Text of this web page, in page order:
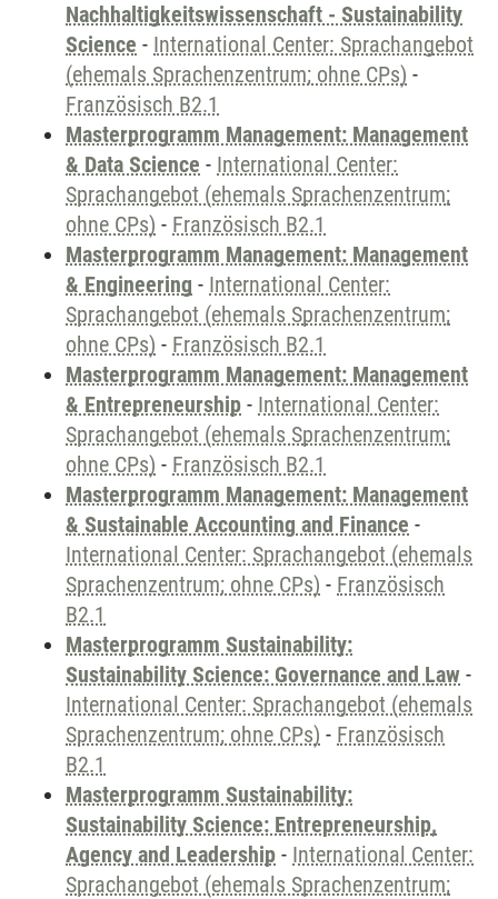
Nachhaltigkeitswissenschaft - Sustainability
Science - International Center: Sprachangebot
(ehemals Sprachenzentrum; ohne CPs) -
Französisch B2.1
Masterprogramm Management: Management
& Data Science - International Center:
Sprachangebot (ehemals Sprachenzentrum;
ohne CPs) - Französisch B2.1
Masterprogramm Management: Management
& Engineering - International Center:
Sprachangebot (ehemals Sprachenzentrum;
ohne CPs) - Französisch B2.1
Masterprogramm Management: Management
& Entrepreneurship - International Center:
Sprachangebot (ehemals Sprachenzentrum;
ohne CPs) - Französisch B2.1
Masterprogramm Management: Management
& Sustainable Accounting and Finance -
International Center: Sprachangebot (ehemals
Sprachenzentrum; ohne CPs) - Französisch
B2.1
Masterprogramm Sustainability:
Sustainability Science: Governance and Law -
International Center: Sprachangebot (ehemals
Sprachenzentrum; ohne CPs) - Französisch
B2.1
Masterprogramm Sustainability:
Sustainability Science: Entrepreneurship,
Agency and Leadership - International Center:
Sprachangebot (ehemals Sprachenzentrum;